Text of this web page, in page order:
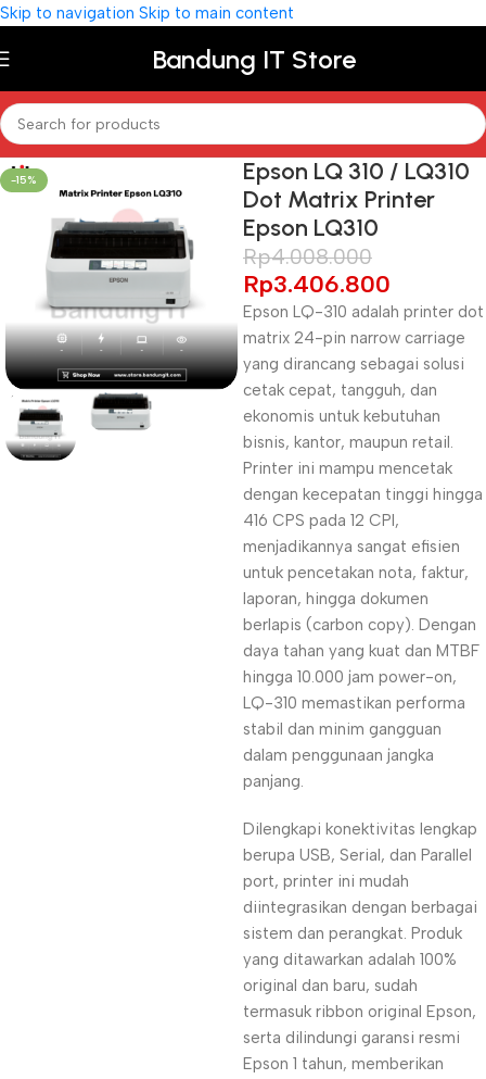
Skip to navigation Skip to main content
Bandung IT Store
-15%
Epson LQ 310 / LQ310
Dot Matrix Printer
Epson LQ310
Rp4.008.000
Rp3.406.800
Epson LQ-310 adalah printer dot
matrix 24-pin narrow carriage
yang dirancang sebagai solusi
cetak cepat, tangguh, dan
ekonomis untuk kebutuhan
bisnis, kantor, maupun retail.
Printer ini mampu mencetak
dengan kecepatan tinggi hingga
416 CPS pada 12 CPI,
menjadikannya sangat efisien
untuk pencetakan nota, faktur,
laporan, hingga dokumen
berlapis (carbon copy). Dengan
daya tahan yang kuat dan MTBF
hingga 10.000 jam power-on,
LQ-310 memastikan performa
stabil dan minim gangguan
dalam penggunaan jangka
panjang.
Dilengkapi konektivitas lengkap
berupa USB, Serial, dan Parallel
port, printer ini mudah
diintegrasikan dengan berbagai
sistem dan perangkat. Produk
yang ditawarkan adalah 100%
original dan baru, sudah
termasuk ribbon original Epson,
serta dilindungi garansi resmi
Epson 1 tahun, memberikan